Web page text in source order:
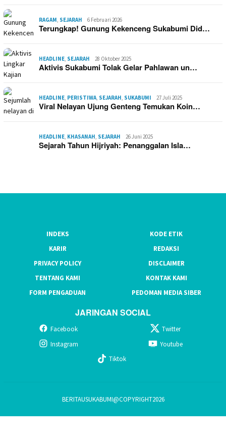
RAGAM SEJARAH 6 Februari 2026
Terungkap! Gunung Kekenceng Sukabumi Did…
HEADLINE SEJARAH 28 Oktober 2025
Aktivis Sukabumi Tolak Gelar Pahlawan un…
HEADLINE PERISTIWA SEJARAH SUKABUMI 27 Juli 2025
Viral Nelayan Ujung Genteng Temukan Koin…
HEADLINE KHASANAH SEJARAH 26 Juni 2025
Sejarah Tahun Hijriyah: Penanggalan Isla…
INDEKS
KODE ETIK
KARIR
REDAKSI
PRIVACY POLICY
DISCLAIMER
TENTANG KAMI
KONTAK KAMI
FORM PENGADUAN
PEDOMAN MEDIA SIBER
JARINGAN SOCIAL
Facebook
Twitter
Instagram
Youtube
Tiktok
BERITAUSUKABUMI@COPYRIGHT2026